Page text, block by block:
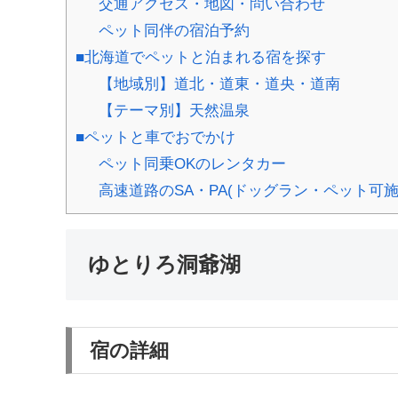
交通アクセス・地図・問い合わせ
ペット同伴の宿泊予約
■北海道でペットと泊まれる宿を探す
【地域別】道北・道東・道央・道南
【テーマ別】天然温泉
■ペットと車でおでかけ
ペット同乗OKのレンタカー
高速道路のSA・PA(ドッグラン・ペット可
ゆとりろ洞爺湖
宿の詳細